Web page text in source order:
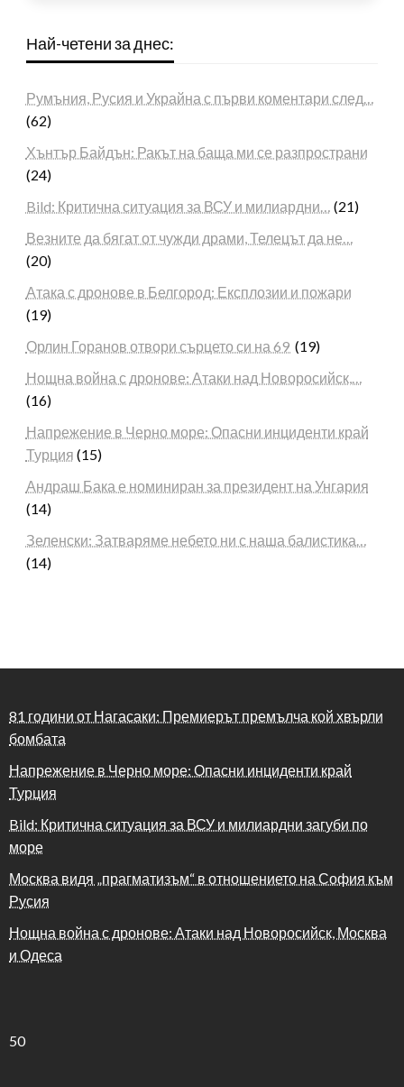
Най-четени за днес:
Румъния, Русия и Украйна с първи коментари след…
(62)
Хънтър Байдън: Ракът на баща ми се разпространи
(24)
Bild: Критична ситуация за ВСУ и милиардни…
(21)
Везните да бягат от чужди драми, Телецът да не…
(20)
Атака с дронове в Белгород: Експлозии и пожари
(19)
Орлин Горанов отвори сърцето си на 69 (19)
Нощна война с дронове: Атаки над Новоросийск,…
(16)
Напрежение в Черно море: Опасни инциденти край
Турция (15)
Андраш Бака е номиниран за президент на Унгария
(14)
Зеленски: Затваряме небето ни с наша балистика…
(14)
81 години от Нагасаки: Премиерът премълча кой хвърли
бомбата
Напрежение в Черно море: Опасни инциденти край
Турция
Bild: Критична ситуация за ВСУ и милиардни загуби по
море
Москва видя „прагматизъм“ в отношението на София към
Русия
Нощна война с дронове: Атаки над Новоросийск, Москва
и Одеса
50